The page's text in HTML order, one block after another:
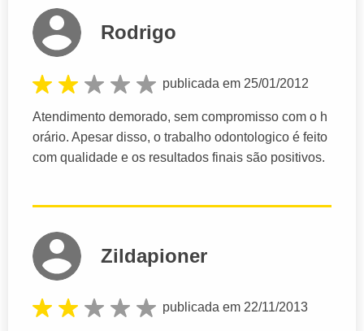
Rodrigo
publicada em 25/01/2012
Atendimento demorado, sem compromisso com o h
orário. Apesar disso, o trabalho odontologico é feito
com qualidade e os resultados finais são positivos.
Zildapioner
publicada em 22/11/2013